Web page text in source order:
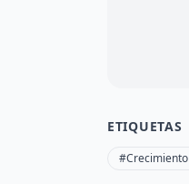
ETIQUETAS